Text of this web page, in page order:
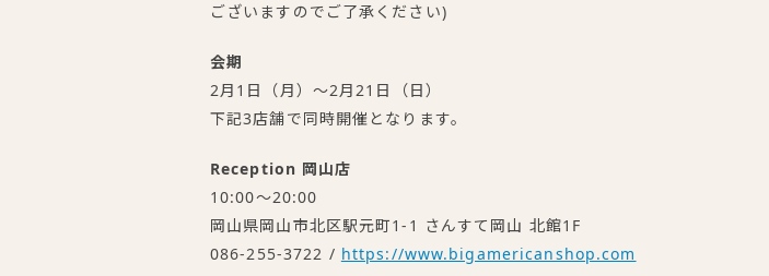
ございますのでご了承ください)
会期
2月1日（月）～2月21日（日）
下記3店舗で同時開催となります。
Reception 岡山店
10:00～20:00
岡山県岡山市北区駅元町1-1 さんすて岡山 北館1F
086-255-3722 / https://www.bigamericanshop.com